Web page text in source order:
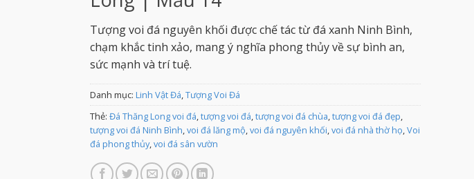
Tượng voi đá nguyên khối được chế tác từ đá xanh Ninh Bình,
chạm khắc tinh xảo, mang ý nghĩa phong thủy về sự bình an,
sức mạnh và trí tuệ.
Danh mục: Linh Vật Đá Tượng Voi Đá
Thẻ: Đá Thăng Long voi đá tượng voi đá tượng voi đá chùa tượng voi đá đẹp
tượng voi đá Ninh Bình voi đá lăng mộ voi đá nguyên khối voi đá nhà thờ họ Voi
đá phong thủy, voi đá sân vườn